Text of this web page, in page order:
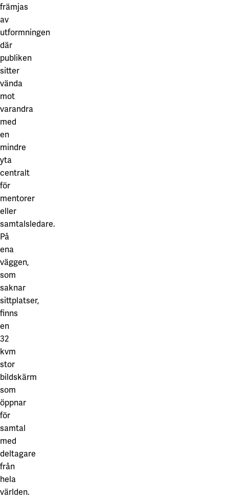
främjas
av
utformningen
där
publiken
sitter
vända
mot
varandra
med
en
mindre
yta
centralt
för
mentorer
eller
samtalsledare.
På
ena
väggen,
som
saknar
sittplatser,
finns
en
32
kvm
stor
bildskärm
som
öppnar
för
samtal
med
deltagare
från
hela
världen.